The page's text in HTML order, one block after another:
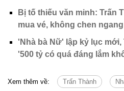
Bị tố thiếu văn minh: Trấn
mua vé, không chen ngang
'Nhà bà Nữ' lập kỷ lục
'500 tỷ có quá đáng lắm
Xem thêm về: Trấn Thành